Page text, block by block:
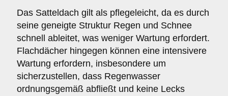
Das Satteldach gilt als pflegeleicht, da es durch
seine geneigte Struktur Regen und Schnee
schnell ableitet, was weniger Wartung erfordert.
Flachdächer hingegen können eine intensivere
Wartung erfordern, insbesondere um
sicherzustellen, dass Regenwasser
ordnungsgemäß abfließt und keine Lecks